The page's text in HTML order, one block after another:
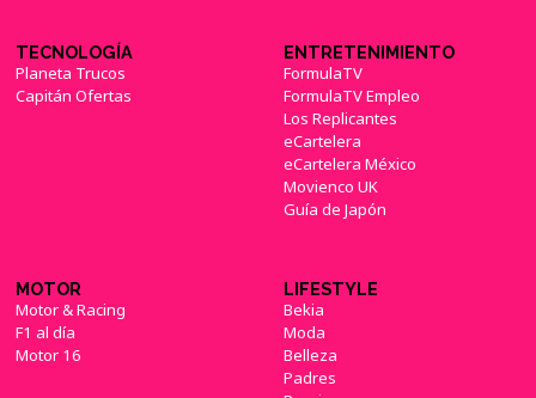
TECNOLOGÍA
Planeta Trucos
Capitán Ofertas
ENTRETENIMIENTO
FormulaTV
FormulaTV Empleo
Los Replicantes
eCartelera
eCartelera México
Movienco UK
Guía de Japón
MOTOR
Motor & Racing
F1 al día
Motor 16
LIFESTYLE
Bekia
Moda
Belleza
Padres